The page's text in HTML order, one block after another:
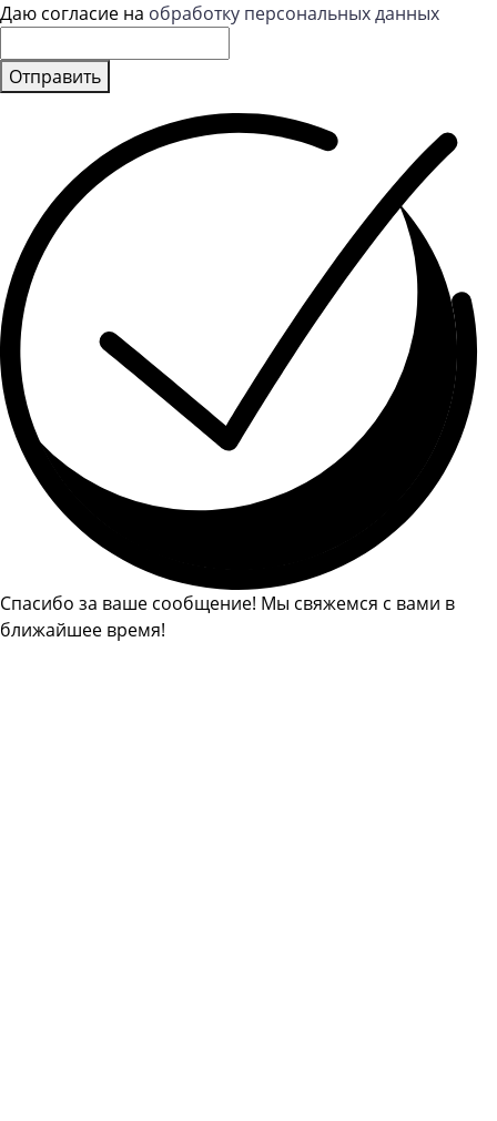
Даю согласие на обработку персональных данных
Отправить
Спасибо за ваше сообщение! Мы свяжемся с вами в
ближайшее время!